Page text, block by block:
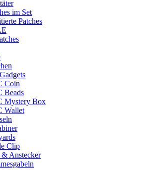
im Set
Patches
Coin
Beads
Mystery Box
Wallet
Clip
& Anstecker